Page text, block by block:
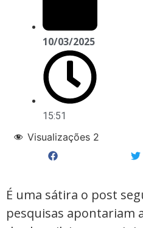
10/03/2025
15:51
Visualizações 2
É uma sátira o post
pesquisas apontariam